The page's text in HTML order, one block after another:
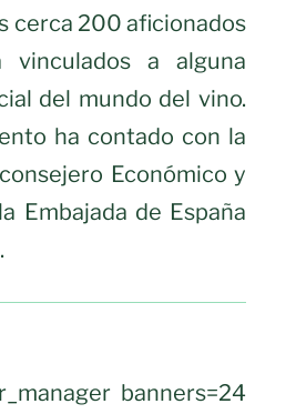
cerca 200 aficionados
vinculados a alguna
del mundo del vino.
ha contado con la
Económico y
Embajada de España
banners=24